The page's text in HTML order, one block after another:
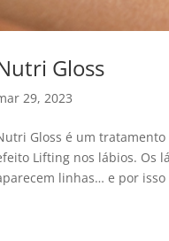
Gloss
29, 2023
Gloss é um
Lifting nos lábios. Os
linhas… e por